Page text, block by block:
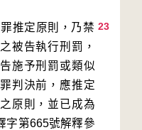
23
被告執行刑罰，
施予刑罰或類似
判決前，應推定
原則，並已成為
字第665號解釋參